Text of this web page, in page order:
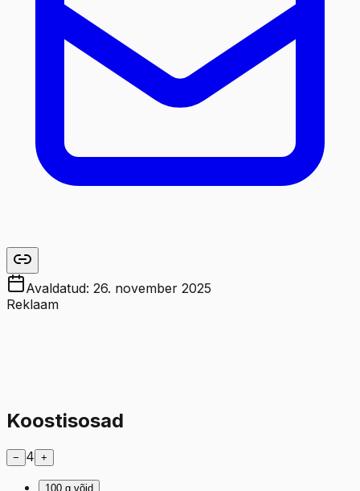
Avaldatud: 26. november 2025
Reklaam
Koostisosad
− 4 +
100 g võid